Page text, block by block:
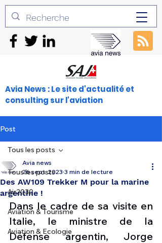
Avia News : Le site d'actualité et
consulting sur l'aviation
Post
Tous les posts
Air2030
Aviation & Tourisme
Aviation & Ecologie
Tous les posts
Des AW109 Trekker M pour la marine
argentine !
Avia news
26 sept. 2023 3 min de lecture
Dans le cadre de sa visite en
Italie, le ministre de la
Défense argentin, Jorge